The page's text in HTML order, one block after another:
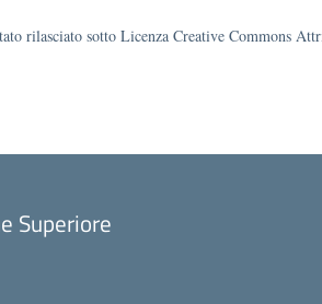
rilasciato sotto Licenza Creative Commons
Superiore